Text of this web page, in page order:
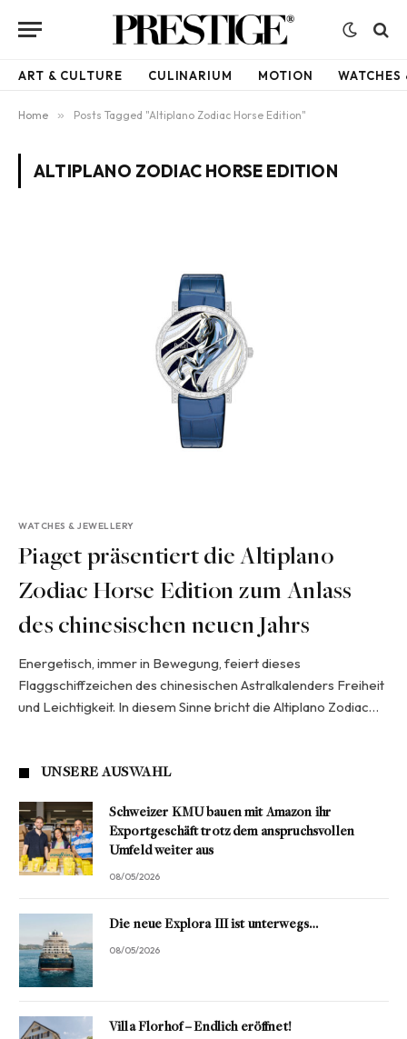
ART & CULTURE CULINARIUM MOTION WATCHES
Home » Posts Tagged "Altiplano Zodiac Horse Edition"
ALTIPLANO ZODIAC HORSE EDITION
WATCHES & JEWELLERY
Piaget präsentiert die Altiplano
Zodiac Horse Edition zum Anlass
des chinesischen neuen Jahrs
Energetisch, immer in Bewegung, feiert dieses
Flaggschiffzeichen des chinesischen Astralkalenders Freiheit
und Leichtigkeit. In diesem Sinne bricht die Altiplano Zodiac…
UNSERE AUSWAHL
Schweizer KMU bauen mit Amazon ihr
Exportgeschäft trotz dem anspruchsvollen
Umfeld weiter aus
08/05/2026
Die neue Explora III ist unterwegs…
08/05/2026
Villa Florhof – Endlich eröffnet!